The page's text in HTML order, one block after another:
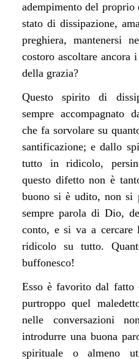
adempimento del
stato di dissipazione,
preghiera, mantenersi
costoro ascoltare
della grazia?
Questo spirito di
sempre accompagnato
che fa sorvolare su
santificazione; e dallo
tutto in ridicolo,
questo difetto non è
buono si è udito, non si
sempre parola di Dio,
conto, e si va a cercare
ridicolo su tutto.
buffonesco!
Esso è favorito dal fatto
purtroppo quel
nelle conversazioni
introdurre una buona
spirituale o almeno